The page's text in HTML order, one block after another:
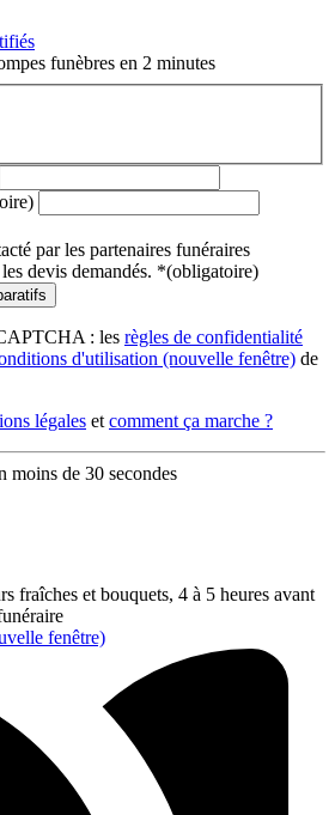
funèbres en 2 minutes
par les partenaires funéraires
devis demandés. *(obligatoire)
: les règles de confidentialité
d'utilisation (nouvelle fenêtre) de
légales et comment ça marche ?
moins de 30 secondes
fraîches et bouquets, 4 à 5 heures avant
fenêtre)